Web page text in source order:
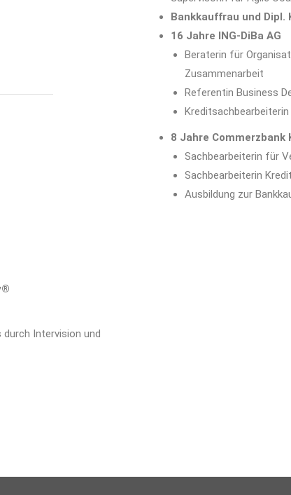
durch Intervision und
Bankkauffrau und Dipl.
16 Jahre ING-DiBa AG
Beraterin für
Zusammenarbeit
Referentin Business
8 Jahre Commerzbank
Sachbearbeiterin für
Sachbearbeiterin
Ausbildung zur